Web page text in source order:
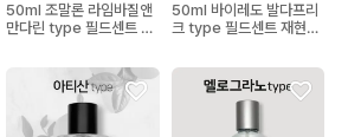
50ml 조말론 라임바질앤
만다린 type 필드센트 재
50ml 바이레도 발다프리
크 type 필드센트 재현향